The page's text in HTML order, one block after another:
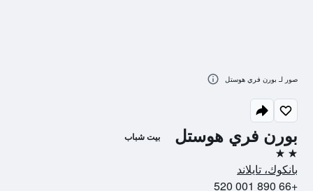
بورن فري هوستل بيت شباب
2 نجمتين
بانكوك، تايلاند
+66 890 001 520
صور لـ بورن فري هوستل